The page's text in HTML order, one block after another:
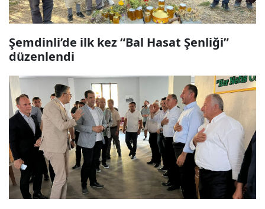
Şemdinli’de ilk kez “Bal Hasat Şenliği”
düzenlendi